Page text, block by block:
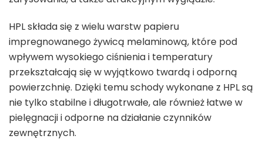
HPL składa się z wielu warstw papieru
impregnowanego żywicą melaminową, które pod
wpływem wysokiego ciśnienia i temperatury
przekształcają się w wyjątkowo twardą i odporną
powierzchnię. Dzięki temu schody wykonane z HPL są
nie tylko stabilne i długotrwałe, ale również łatwe w
pielęgnacji i odporne na działanie czynników
zewnętrznych.